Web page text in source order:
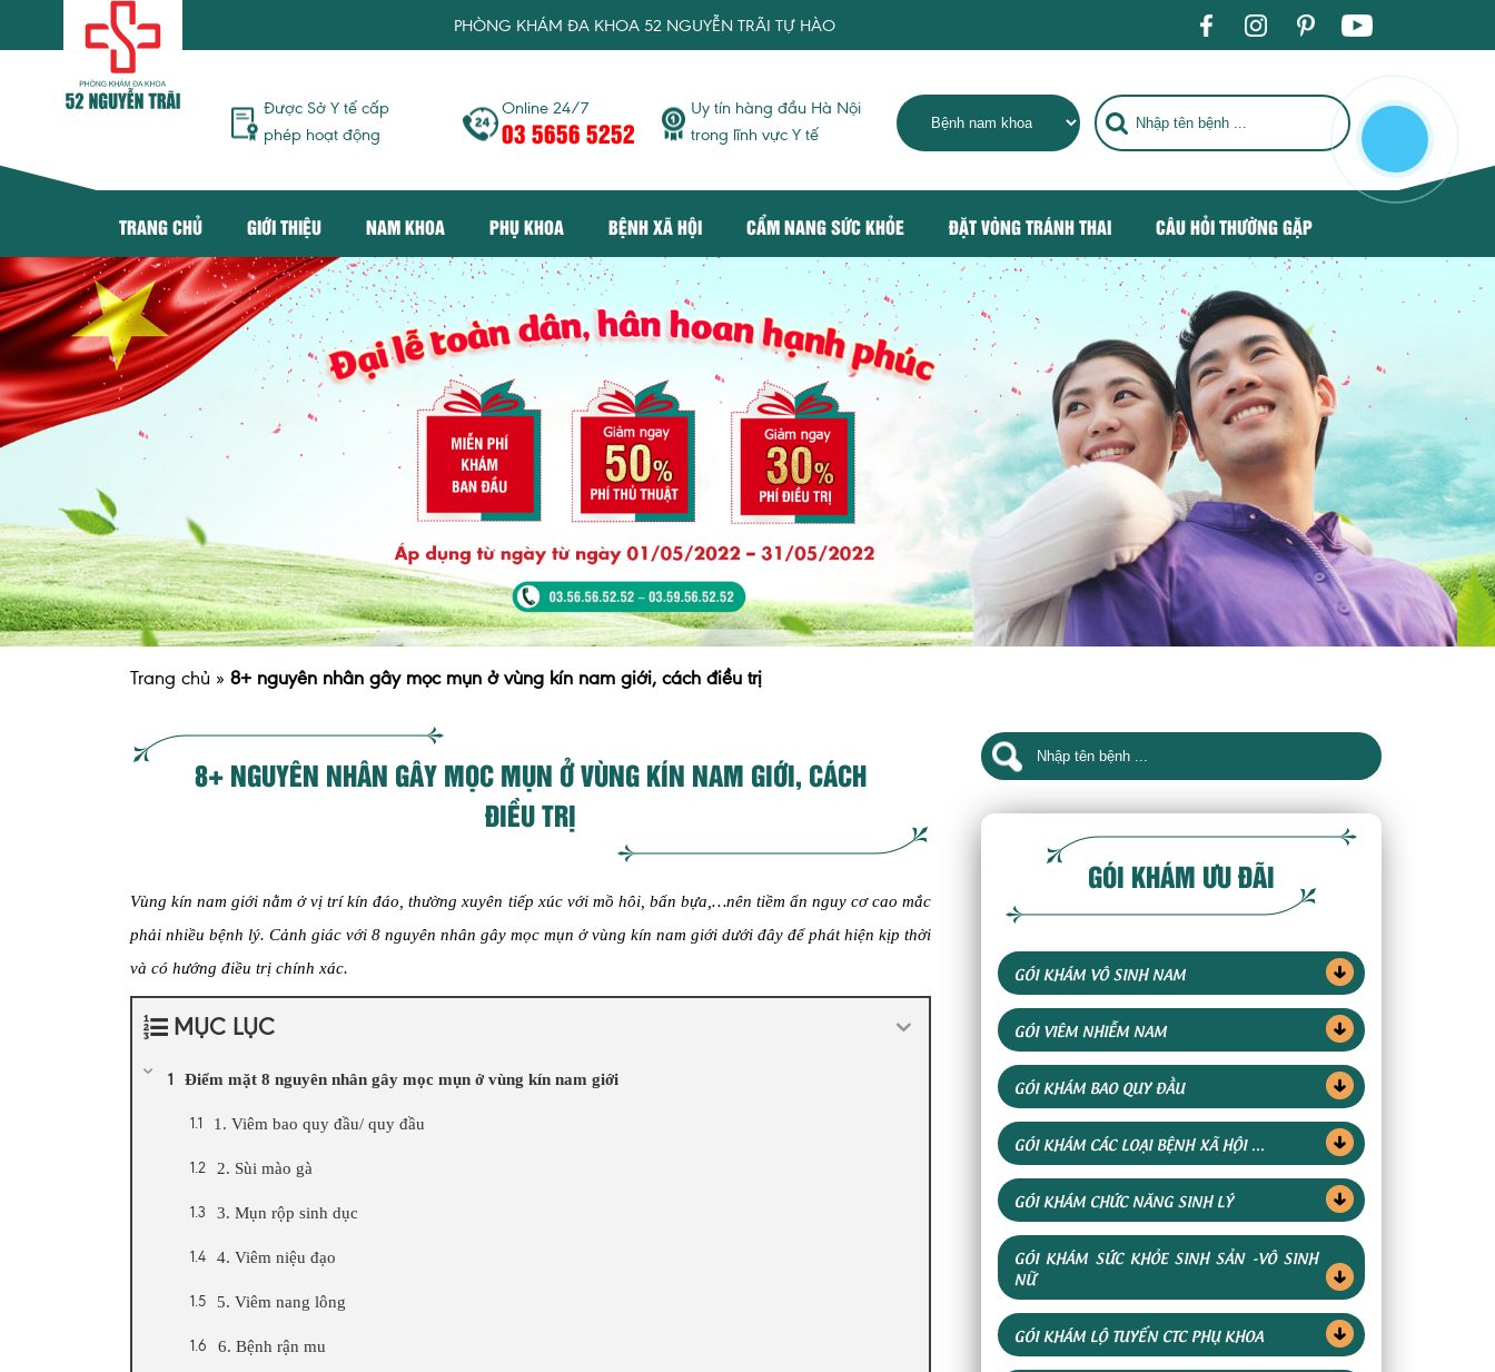
PHÒNG KHÁM ĐA KHOA 52 NGUYỄN TRÃI TỰ HÀO MANG TỚI DỊCH VỤ KHÁM CHỮA BỆNH TIÊU CHUẨN QUỐC TẾ, TRỞ THÀNH ĐỊA CHỈ CHĂM
Được Sở Y tế cấp
phép hoạt động
Online 24/7
03 5656 5252
Uy tín hàng đầu Hà Nội
trong lĩnh vực Y tế
TRANG CHỦ GIỚI THIỆU NAM KHOA PHỤ KHOA BỆNH XÃ HỘI CẨM NANG SỨC KHỎE ĐẶT VÒNG TRÁNH THAI CÂU HỎI THƯỜNG GẶP
Trang chủ » 8+ nguyên nhân gây mọc mụn ở vùng kín nam giới, cách điều trị
8+ NGUYÊN NHÂN GÂY MỌC MỤN Ở VÙNG KÍN NAM GIỚI, CÁCH
ĐIỀU TRỊ
Vùng kín nam giới nằm ở vị trí kín đáo, thường xuyên tiếp xúc với mồ hôi, bẩn bựa,…nên tiềm ẩn nguy cơ cao mắc
phải nhiều bệnh lý. Cảnh giác với 8 nguyên nhân gây mọc mụn ở vùng kín nam giới dưới đây để phát hiện kịp thời
và có hướng điều trị chính xác.
MỤC LỤC
Điểm mặt 8 nguyên nhân gây mọc mụn ở vùng kín nam giới
1. Viêm bao quy đầu/ quy đầu
2. Sùi mào gà
3. Mụn rộp sinh dục
4. Viêm niệu đạo
5. Viêm nang lông
6. Bệnh rận mu
GÓI KHÁM ƯU ĐÃI
GÓI KHÁM VÔ SINH NAM
GÓI VIÊM NHIỄM NAM
GÓI KHÁM BAO QUY ĐẦU
GÓI KHÁM CÁC LOẠI BỆNH XÃ HỘI ...
GÓI KHÁM CHỨC NĂNG SINH LÝ
GÓI KHÁM SỨC KHỎE SINH SẢN -VÔ SINH
NỮ
GÓI KHÁM LỘ TUYẾN CTC PHỤ KHOA